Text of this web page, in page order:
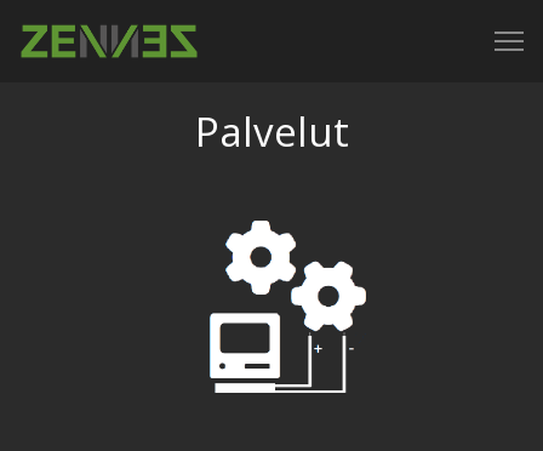
Palvelut